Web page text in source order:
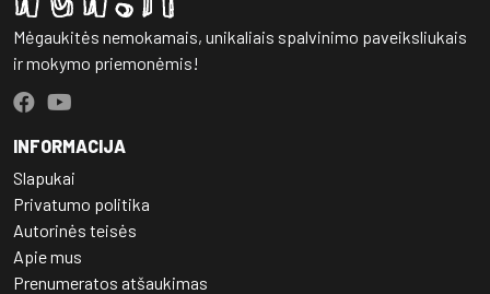
Mėgaukitės nemokamais, unikaliais spalvinimo paveiksliukais
ir mokymo priemonėmis!
INFORMACIJA
Slapukai
Privatumo politika
Autorinės teisės
Apie mus
Prenumeratos atšaukimas